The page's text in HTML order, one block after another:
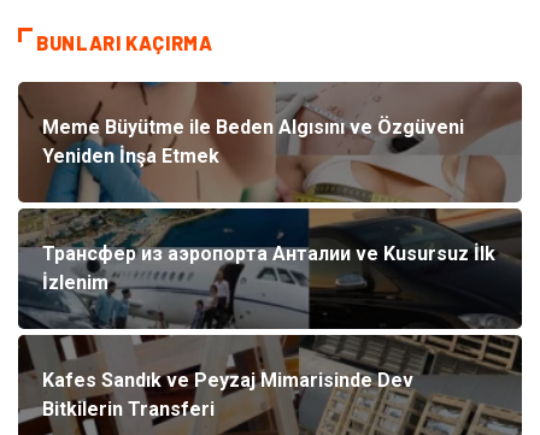
BUNLARI KAÇIRMA
Meme Büyütme ile Beden Algısını ve Özgüveni
Yeniden İnşa Etmek
Трансфер из аэропорта Анталии ve Kusursuz İlk
İzlenim
Kafes Sandık ve Peyzaj Mimarisinde Dev
Bitkilerin Transferi